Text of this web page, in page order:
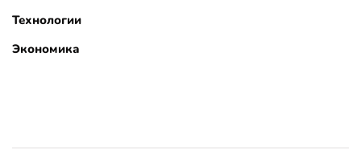
Технологии
Экономика